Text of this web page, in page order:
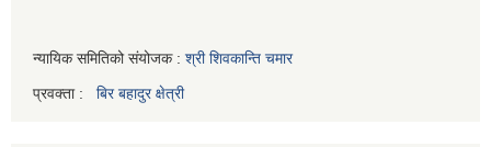
न्यायिक समितिको संयोजक : श्री शिवकान्ति चमार
प्रवक्ता : बिर बहादुर क्षेत्री